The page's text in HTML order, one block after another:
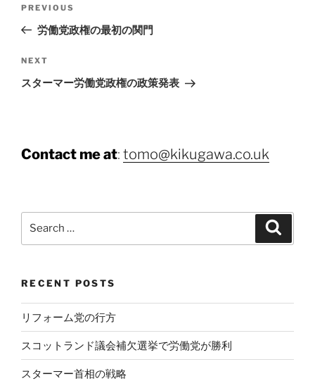
Previous
Post
PREVIOUS
労働党政権の最初の関門
Next
Post
NEXT
スターマー労働党政権の政策発表
Contact me at: tomo@kikugawa.co.uk
RECENT POSTS
リフォーム党の行方
スコットランド議会補欠選挙で労働党が勝利
スターマー首相の戦略